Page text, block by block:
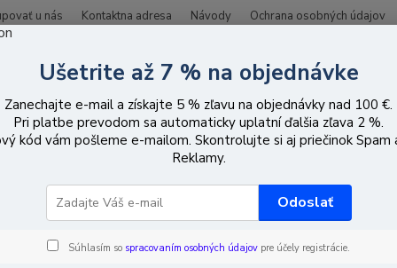
u nás Kontaktna adresa Návody Ochrana osobných údajov
Hľadať
vniknutia Klávesnice (manipulátory) Klávesnice
(manipulátory) s
EUR Od
Ušetrite až 7 % na objednávke
Zanechajte e-mail a získajte 5 % zľavu na objednávky nad 100 €.
Pri platbe prevodom sa automaticky uplatní ďalšia zľava 2 %.
kód vám pošleme e-mailom. Skontrolujte si aj priečinok Spam
Reklamy.
Odoslať
Súhlasím so spracovaním osobných údajov pre účely registrácie.